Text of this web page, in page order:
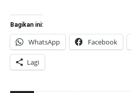
Bagikan ini:
WhatsApp Facebook
Lagi